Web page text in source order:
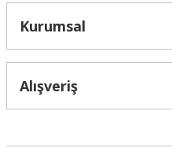
Kurumsal
Alışveriş